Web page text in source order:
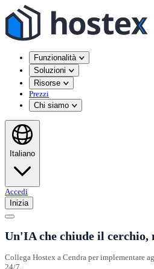
Funzionalità
Soluzioni
Risorse
Prezzi
Chi siamo
Italiano
Accedi
Inizia
Un'IA che chiude il cerchio,
Collega Hostex a Cendra per implementare
24/7.